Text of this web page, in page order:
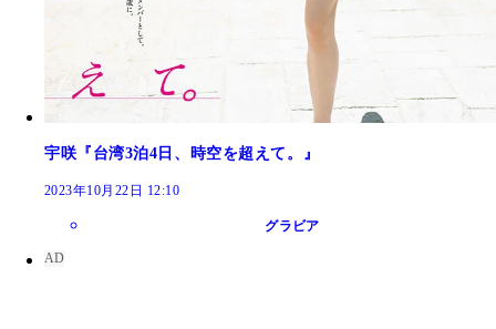
宇咲『台湾3泊4日、時空を超えて。』
2023年10月22日 12:10
グラビア